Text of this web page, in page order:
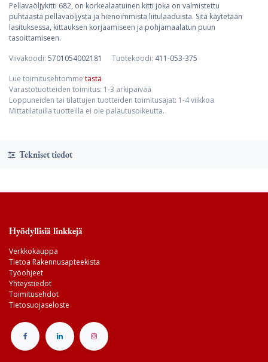
Pellavaöljykitti 682, on korkealaatuinen kitti joka on valmistettu
puhtaasta pellavaöljystä ja hienoimmista liitulaaduista. Sitä käytetään
lasituksessa, kittauksen korjaamiseen ja pohjamaalatun puun
tasoittamiseen.
Viivakoodi: 5701054002181 Tuotekoodi: 411-053-375
Lue toimitusehtomme tästä
Varastotuotteiden toimitus: 1-3 arkipäivää
Loppuneiden tai tilattujen tuotteiden toimitusajat: 1-4 viikkoa
Mittatilatuilla tuotteilla ei ole palautusoikeutta.
Tekniset tiedot
Hyödyllisiä linkkejä
Verkkokauppa
Tietoa Rakennusapteekista
Työohjeet
Yhteystiedot
Toimitusehdot
Tietosuojaseloste